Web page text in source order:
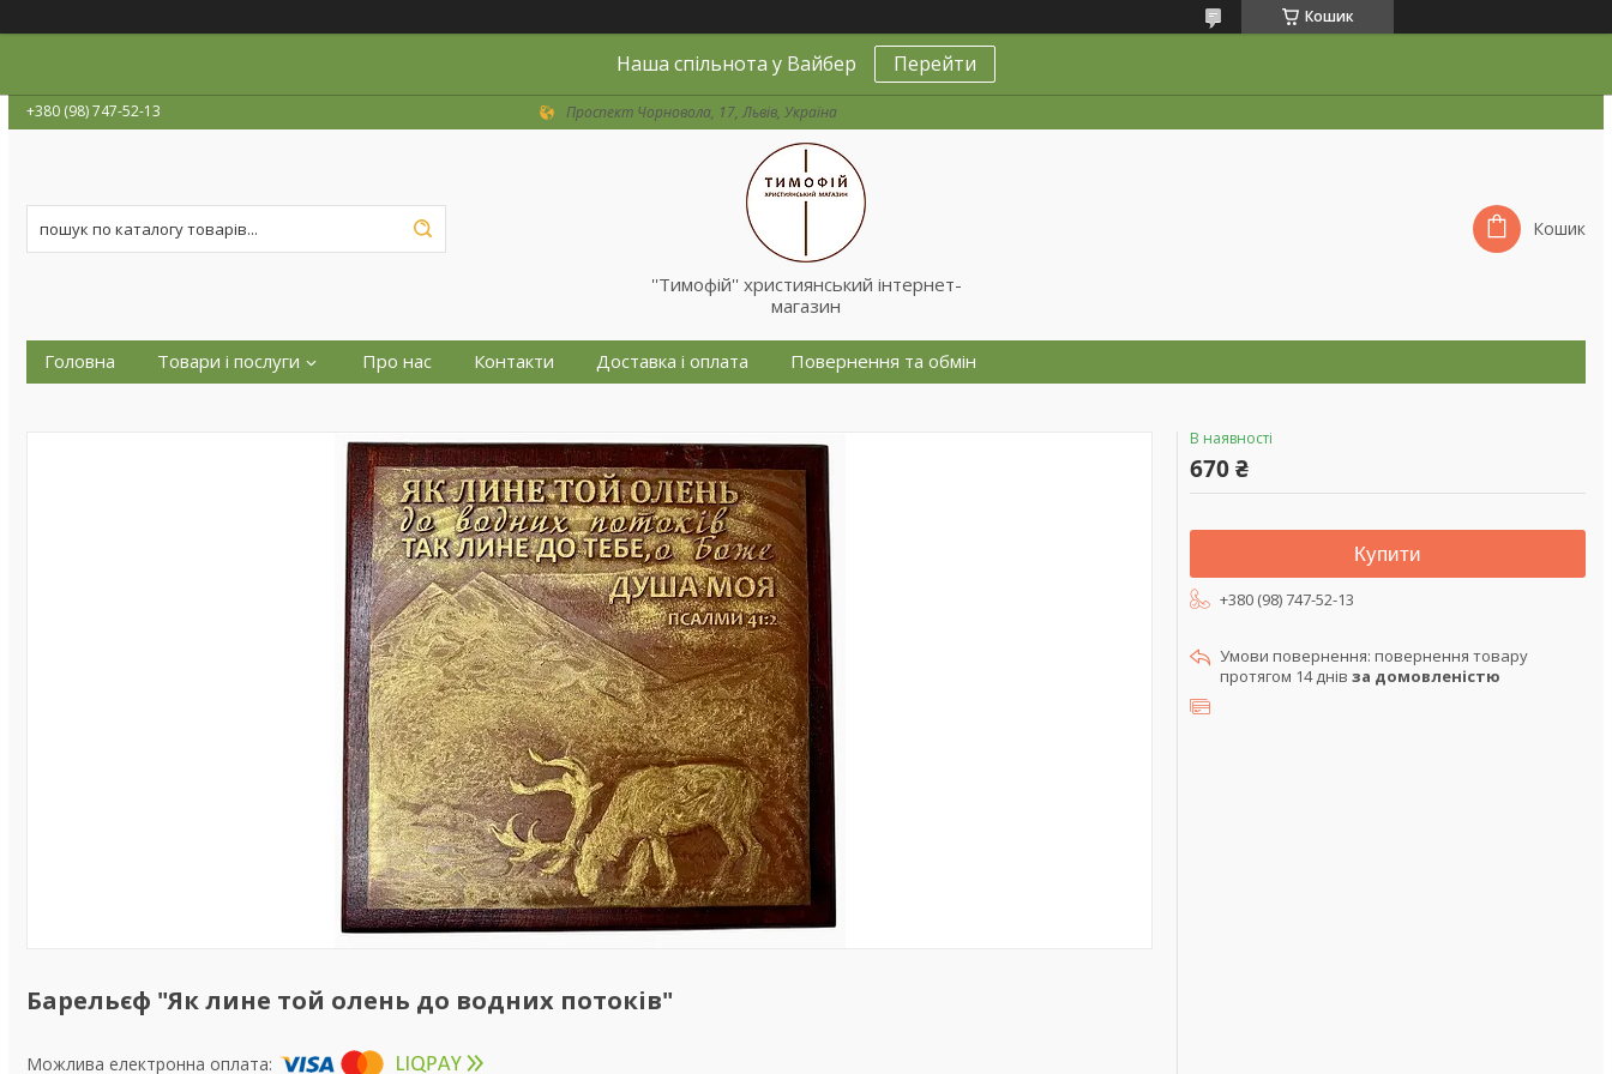
Кошик
Наша спільнота у Вайбер Перейти
+380 (98) 747-52-13 Проспект Чорновола, 17, Львів, Україна
''Тимофій'' християнський інтернет-
магазин
Кошик
Головна Товари і послуги Про нас Контакти Доставка і оплата Повернення та обмін
Барельєф "Як лине той олень до водних потоків"
В наявності
670 ₴
Купити
+380 (98) 747-52-13
повернення товару
протягом 14 днів за домовленістю